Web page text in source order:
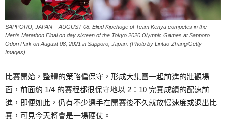
SAPPORO, JAPAN – AUGUST 08: Eliud Kipchoge of Team Kenya competes in the
Men’s Marathon Final on day sixteen of the Tokyo 2020 Olympic Games at Sapporo
Odori Park on August 08, 2021 in Sapporo, Japan. (Photo by Lintao Zhang/Getty
Images)
比賽開始，整體的策略偏保守，形成大集團一起前進的壯觀場
面，前面約 1/4 的賽程都很保守地以 2：10 完賽成績的配速前
進，即便如此，仍有不少選手在開賽後不久就放慢速度或退出比
賽，可見今天將會是一場硬仗。